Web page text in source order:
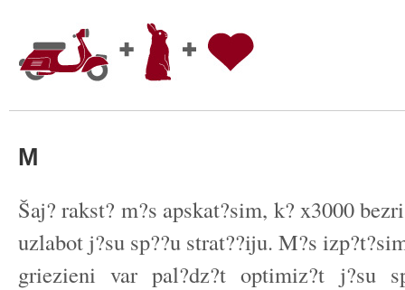
M
Šaj? rakst? m?s apskat?sim, k? x3000
uzlabot j?su sp??u strat??iju. M?s
griezieni var pal?dz?t optimiz?t j?su